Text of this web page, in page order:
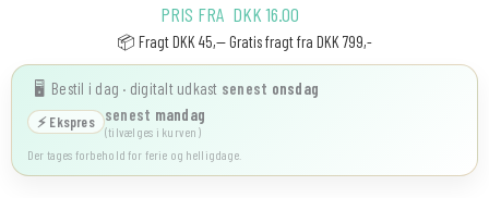
PRIS FRA DKK16.00
📦 Fragt DKK 45,-- Gratis fragt fra DKK 799,-
🖥️ Bestil i dag · digitalt udkast senest onsdag
⚡ Ekspres senest mandag
(tilvælges i kurven)
Der tages forbehold for ferie og helligdage.